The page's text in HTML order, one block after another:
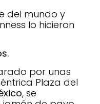
del mundo y
lo hicieron
por unas
Plaza del
, se